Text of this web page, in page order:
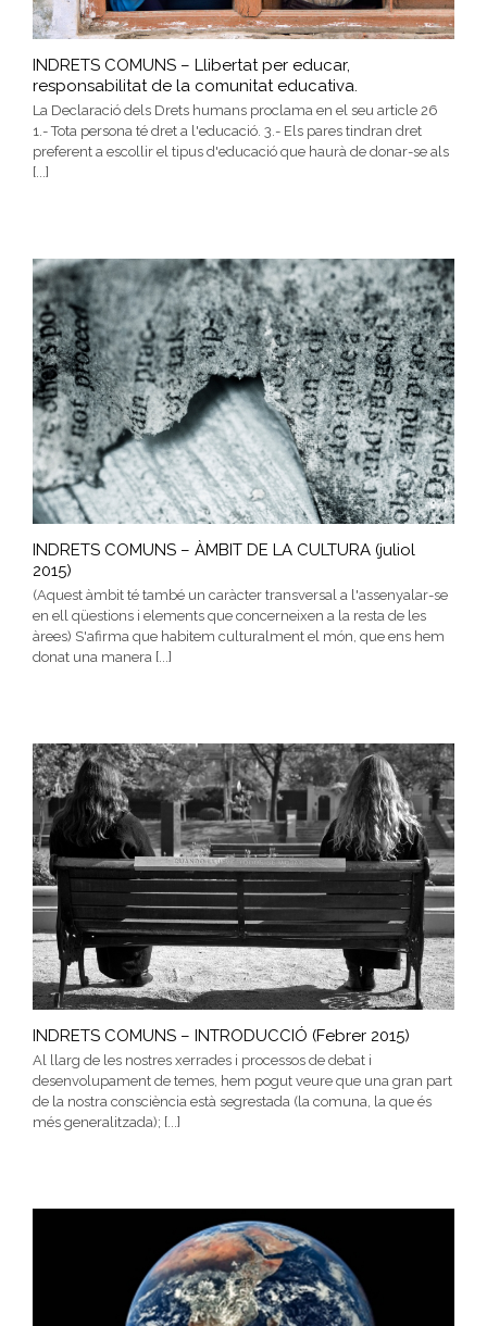
INDRETS COMUNS – Llibertat per educar,
responsabilitat de la comunitat educativa.
La Declaració dels Drets humans proclama en el seu article 26
1.- Tota persona té dret a l'educació. 3.- Els pares tindran dret
preferent a escollir el tipus d'educació que haurà de donar-se als
[...]
INDRETS COMUNS – ÀMBIT DE LA CULTURA (juliol
2015)
(Aquest àmbit té també un caràcter transversal a l'assenyalar-se
en ell qüestions i elements que concerneixen a la resta de les
àrees) S'afirma que habitem culturalment el món, que ens hem
donat una manera [...]
INDRETS COMUNS – INTRODUCCIÓ (Febrer 2015)
Al llarg de les nostres xerrades i processos de debat i
desenvolupament de temes, hem pogut veure que una gran part
de la nostra consciència està segrestada (la comuna, la que és
més generalitzada); [...]